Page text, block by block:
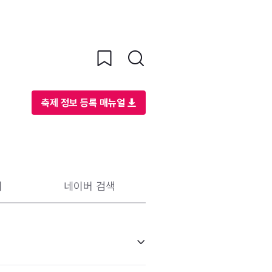
축제 정보 등록 매뉴얼
네이버 검색